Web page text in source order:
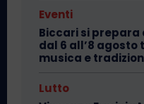
Eventi
Biccari si prepara
dal 6 all’8
musica e
Lutto